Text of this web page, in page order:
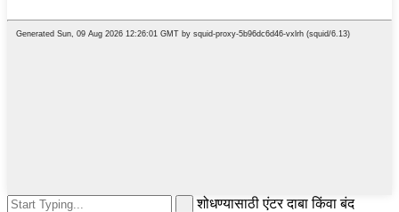
शोधण्यासाठी एंटर दाबा किंवा बंद